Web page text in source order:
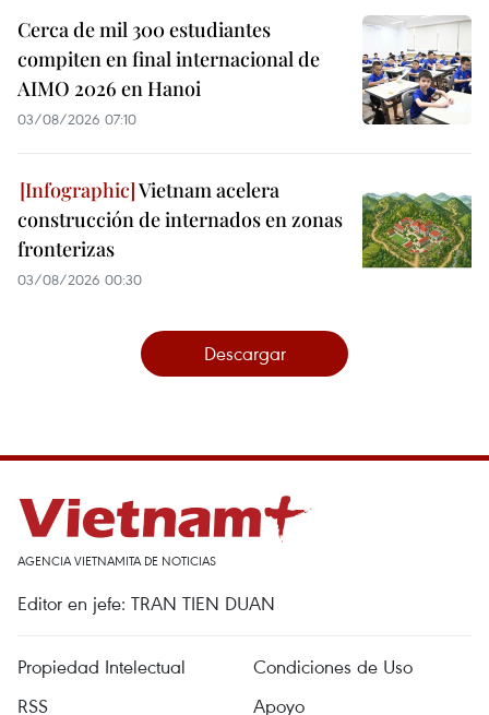
Cerca de mil 300 estudiantes
compiten en final internacional de
AIMO 2026 en Hanoi
03/08/2026 07:10
Vietnam acelera
construcción de internados en zonas
fronterizas
03/08/2026 00:30
Descargar
AGENCIA VIETNAMITA DE NOTICIAS
Editor en jefe: TRAN TIEN DUAN
Propiedad Intelectual
Condiciones de Uso
RSS
Apoyo